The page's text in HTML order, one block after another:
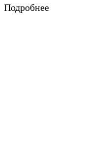
Подробнее